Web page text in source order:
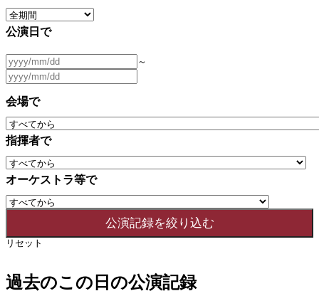
公演日で
～
会場で
指揮者で
オーケストラ等で
リセット
過去のこの日の公演記録